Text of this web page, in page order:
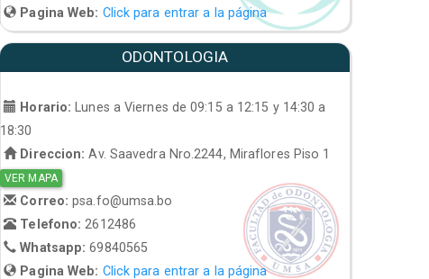
Pagina Web: Click para entrar a la página
ODONTOLOGIA
Horario:
Lunes a Viernes de 09:15 a 12:15 y 14:30 a
18:30
Direccion: Av. Saavedra Nro.2244, Miraflores Piso 1
VER MAPA
Correo:psa.fo@umsa.bo
Telefono: 2612486
Whatsapp:69840565
Pagina Web: Click para entrar a la página